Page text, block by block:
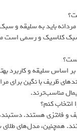
باید به سلیقه و
کلاسیک و رسمی است
بر اساس سلیقه و
ظریف با نگین
مناسب‌ترند.
کنم؟
و فانتزی هستند.
همچنین، مدل‌های